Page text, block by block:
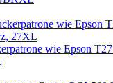
wie Epson